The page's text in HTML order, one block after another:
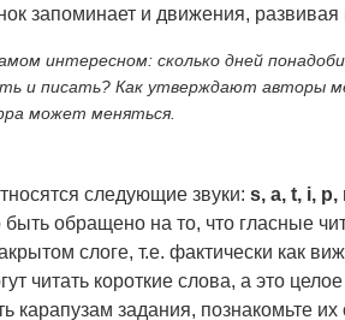
запоминает и движения,
интересном: сколько дней
и писать? Как утверждают авторы
может меняться.
следующие звуки: s, a, t, i, p,
обращено на то, что гласные
слоге, т.е. фактически как
читать короткие слова, а это
карапузам задания, познакомьте их